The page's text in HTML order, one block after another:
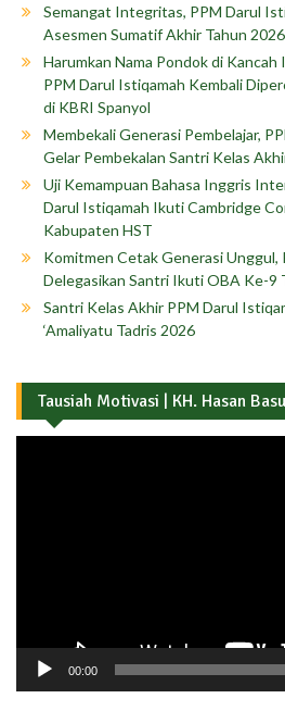
Semangat Integritas, PPM Darul
Asesmen Sumatif Akhir Tahun 2026
Harumkan Nama Pondok di
PPM Darul Istiqamah Kembali
di KBRI Spanyol
Membekali Generasi Pembelajar,
Gelar Pembekalan Santri Kelas
Uji Kemampuan Bahasa Inggris
Darul Istiqamah Ikuti Cambridge
Kabupaten HST
Komitmen Cetak Generasi Unggul,
Delegasikan Santri Ikuti OBA Ke-9
Santri Kelas Akhir PPM Darul
‘Amaliyatu Tadris 2026
Tausiah Motivasi | KH. Hasan
00:00